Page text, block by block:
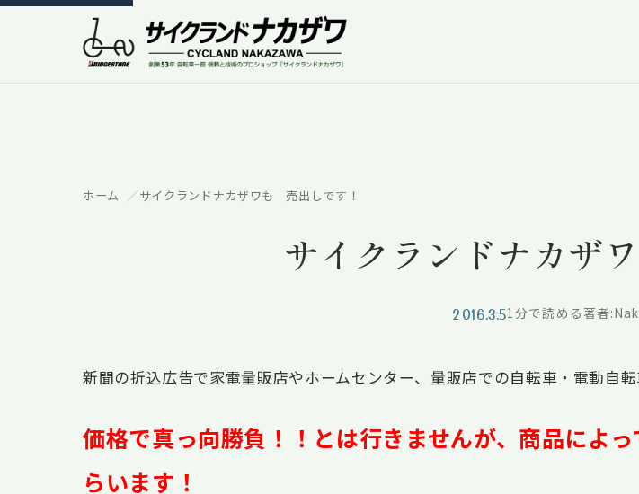
ホーム サイクランドナカザワも 売出しです！
サイクランドナカザ
2016.3.51分で読める著者
新聞の折込広告で家電量販店やホームセンター、量販店での自転車・電動自
価格で真っ向勝負！！とは行きませんが、商品によ
らいます！